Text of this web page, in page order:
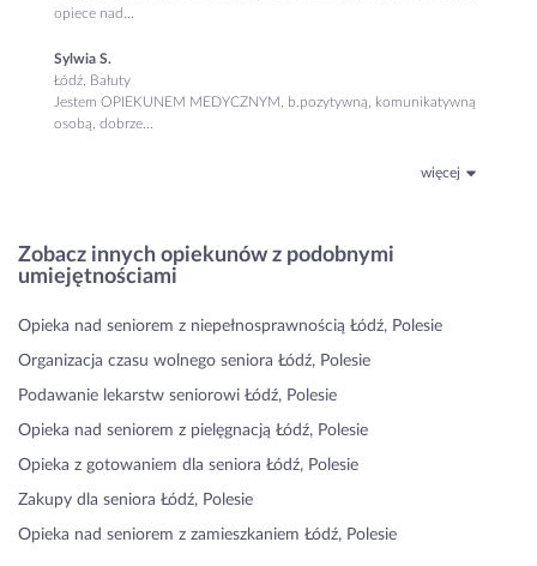
opiece nad...
Sylwia S.
Łódź, Bałuty
Jestem OPIEKUNEM MEDYCZNYM, b.pozytywną, komunikatywną
osobą, dobrze...
więcej
Zobacz innych opiekunów z podobnymi
umiejętnościami
Opieka nad seniorem z niepełnosprawnością Łódź, Polesie
Organizacja czasu wolnego seniora Łódź, Polesie
Podawanie lekarstw seniorowi Łódź, Polesie
Opieka nad seniorem z pielęgnacją Łódź, Polesie
Opieka z gotowaniem dla seniora Łódź, Polesie
Zakupy dla seniora Łódź, Polesie
Opieka nad seniorem z zamieszkaniem Łódź, Polesie